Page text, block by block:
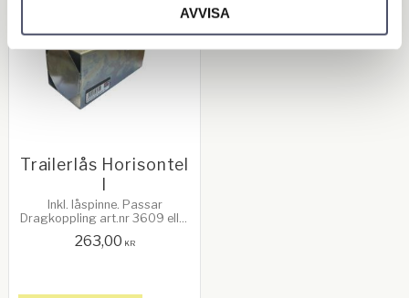
AVVISA
Trailerlås Horisontel
Inkl. låspinne. Passar
Dragkoppling art.nr 3609 eller
ungefär samma storlek. Se bild
263,00 KR